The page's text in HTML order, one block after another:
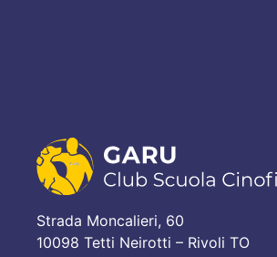
Strada Moncalieri, 60
10098 Tetti Neirotti – Rivoli TO